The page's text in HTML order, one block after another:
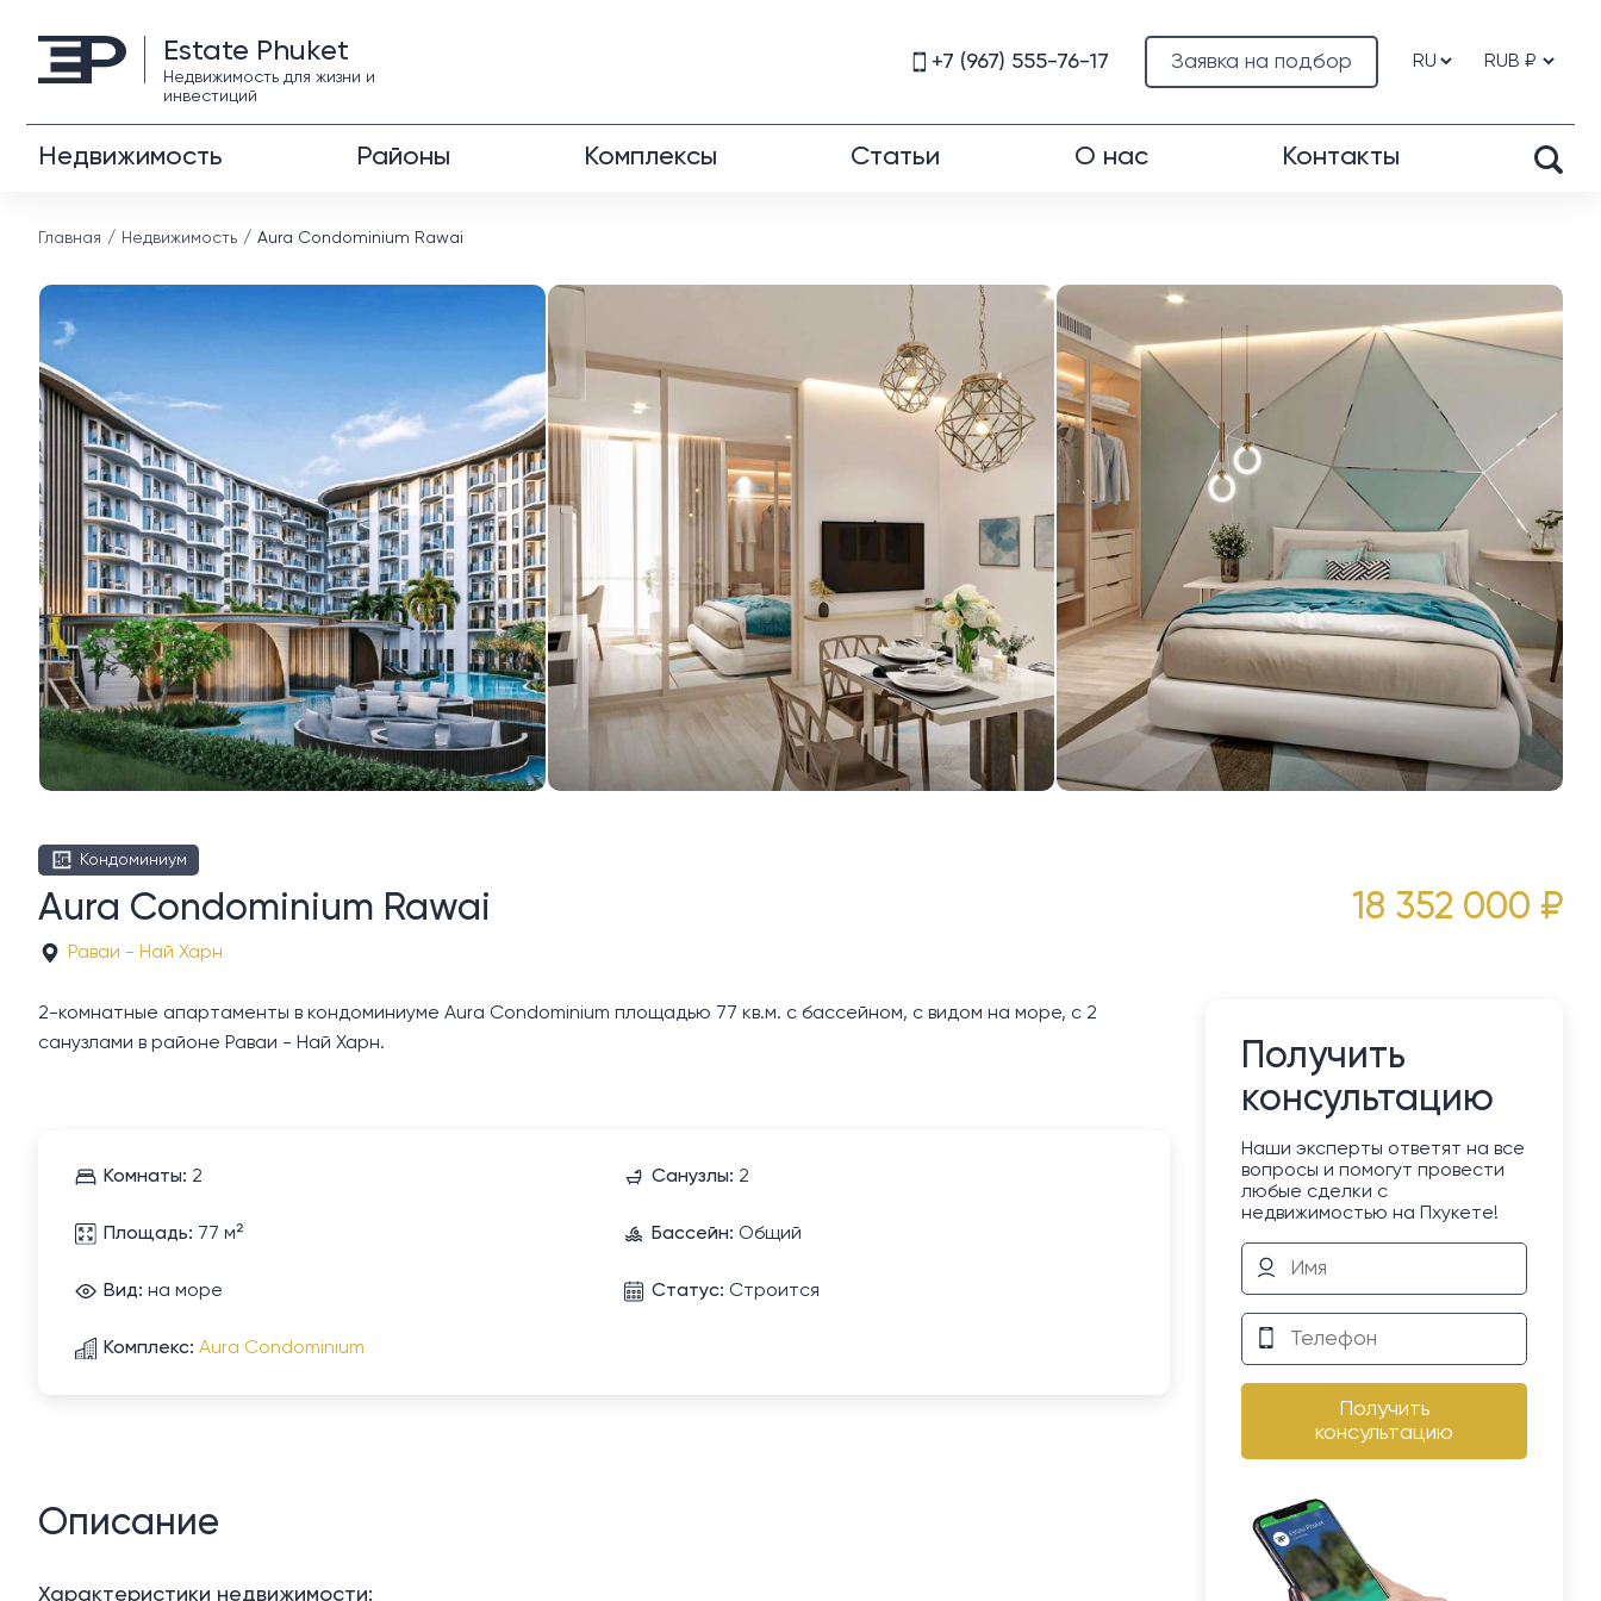
Estate Phuket
Недвижимость для жизни и
инвестиций
Заявка на подбор
+7 (967) 555-76-17
Недвижимость Районы Комплексы Статьи О нас Контакты
Главная Недвижимость Aura Condominium Rawai
Кондоминиум
Aura Condominium Rawai
Раваи - Най Харн
18 352 000 ₽
2-комнатные апартаменты в кондоминиуме Aura Condominium площадью 77 кв.м. с бассейном, с видом на море, с 2
санузлами в районе Раваи - Най Харн.
Комнаты: 2 Санузлы: 2
Площадь: 77 м² Бассейн: Общий
Вид: на море Статус: Строится
Комплекс: Aura Condominium
Описание
Характеристики недвижимости:
Получить
консультацию
Наши эксперты ответят на все
вопросы и помогут провести
любые сделки с
недвижимостью на Пхукете!
Получить
консультацию